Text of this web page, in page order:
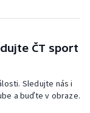
ČT sport
Sledujte nás i
a buďte v obraze.